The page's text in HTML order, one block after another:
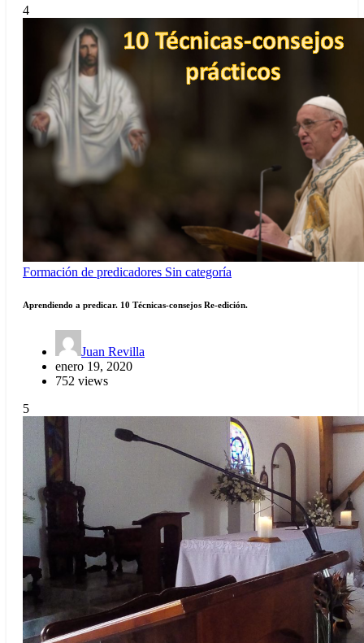
4
Formación de predicadores Sin categoría
Aprendiendo a predicar. 10 Técnicas-consejos Re-edición.
Juan Revilla
enero 19, 2020
752 views
5